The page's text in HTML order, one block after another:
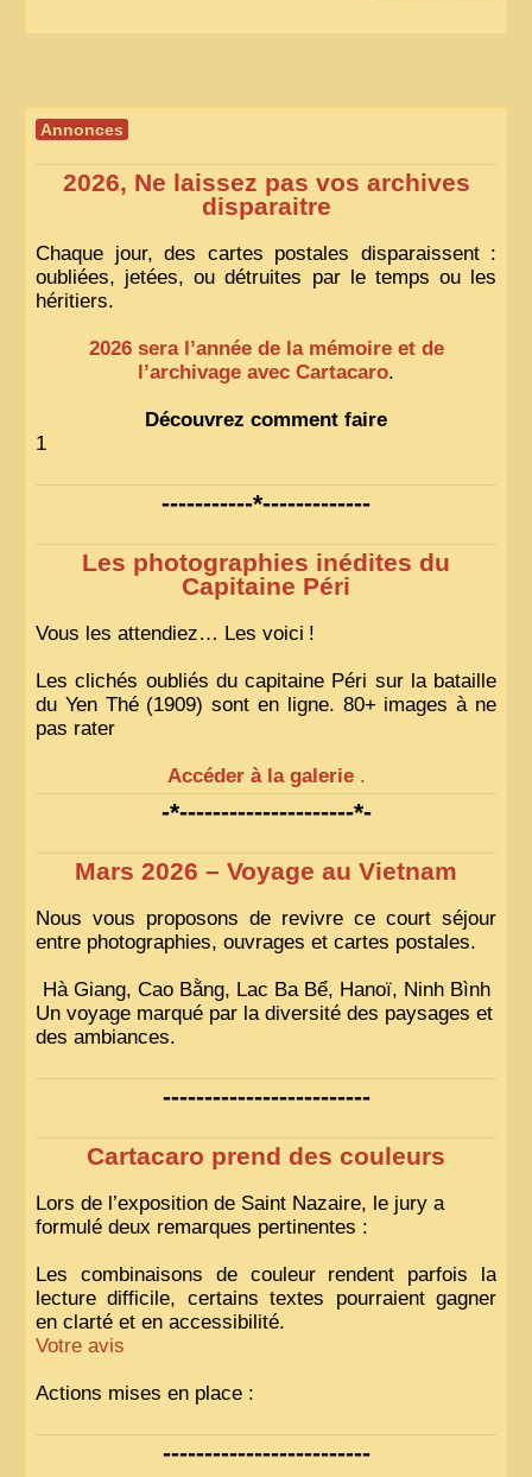
Annonces
2026, Ne laissez pas vos archives
disparaitre
Chaque jour, des cartes postales disparaissent :
oubliées, jetées, ou détruites par le temps ou les
héritiers.
2026 sera l’année de la mémoire et de
l’archivage avec Cartacaro.
Découvrez comment faire
1
-----------*-------------
Les photographies inédites du
Capitaine Péri
Vous les attendiez… Les voici !
Les clichés oubliés du capitaine Péri sur la bataille
du Yen Thé (1909) sont en ligne. 80+ images à ne
pas rater
Accéder à la galerie .
-*---------------------*-
Mars 2026 – Voyage au Vietnam
Nous vous proposons de revivre ce court séjour
entre photographies, ouvrages et cartes postales.
Hà Giang, Cao Bằng, Lac Ba Bể, Hanoï, Ninh Bình
Un voyage marqué par la diversité des paysages et
des ambiances.
-------------------------
Cartacaro prend des couleurs
Lors de l’exposition de Saint Nazaire, le jury a
formulé deux remarques pertinentes :
Les combinaisons de couleur rendent parfois la
lecture difficile, certains textes pourraient gagner
en clarté et en accessibilité.
Votre avis
Actions mises en place :
Nous avons déjà ajusté les couleurs pour améliorer
la lisibilité. Votre avis nous intéresse !
-------------------------